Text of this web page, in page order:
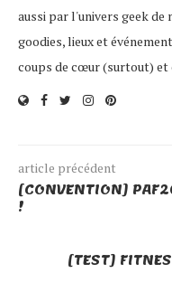
aussi par l'univers geek de
goodies, lieux et
coups de cœur (surtout) et
article précédent
[CONVENTION]
!
[TEST]